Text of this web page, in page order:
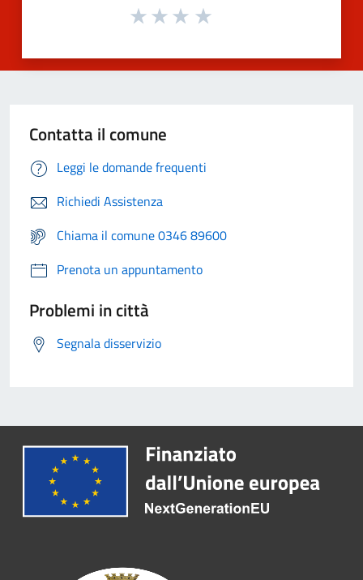
Contatta il comune
Leggi le domande frequenti
Richiedi Assistenza
Chiama il comune 0346 89600
Prenota un appuntamento
Problemi in città
Segnala disservizio